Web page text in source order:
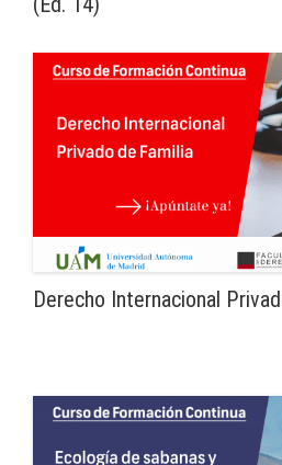
Derecho Internacional